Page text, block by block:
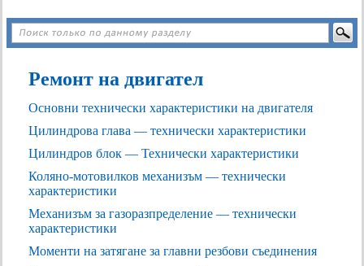
Ремонт на двигател
Основни технически характеристики на двигателя
Цилиндрова глава — технически характеристики
Цилиндров блок — Технически характеристики
Коляно-мотовилков механизъм — технически
характеристики
Механизъм за газоразпределение — технически
характеристики
Моменти на затягане за главни резбови съединения